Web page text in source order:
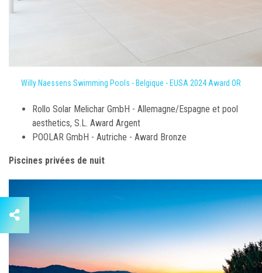
Willy Naessens Swimming Pools - Belgique - EUSA 2024 Award OR
Rollo Solar Melichar GmbH - Allemagne/Espagne et pool
aesthetics, S.L. Award Argent
POOLAR GmbH - Autriche - Award Bronze
Piscines privées de nuit